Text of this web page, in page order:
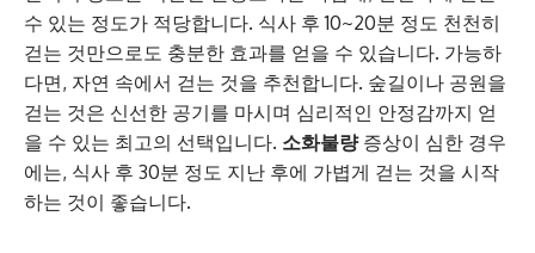
수 있는 정도가 적당합니다. 식사 후 10~20분 정도 천천히
걷는 것만으로도 충분한 효과를 얻을 수 있습니다. 가능하
다면, 자연 속에서 걷는 것을 추천합니다. 숲길이나 공원을
걷는 것은 신선한 공기를 마시며 심리적인 안정감까지 얻
을 수 있는 최고의 선택입니다. 소화불량증상이 심한 경우
에는, 식사 후 30분 정도 지난 후에 가볍게 걷는 것을 시작
하는 것이 좋습니다.